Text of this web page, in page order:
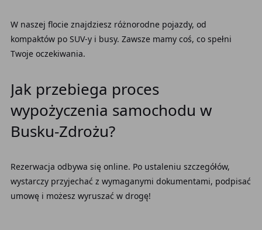
W naszej flocie znajdziesz różnorodne pojazdy, od
kompaktów po SUV-y i busy. Zawsze mamy coś, co spełni
Twoje oczekiwania.
Jak przebiega proces
wypożyczenia samochodu w
Busku-Zdrożu?
Rezerwacja odbywa się online. Po ustaleniu szczegółów,
wystarczy przyjechać z wymaganymi dokumentami, podpisać
umowę i możesz wyruszać w drogę!